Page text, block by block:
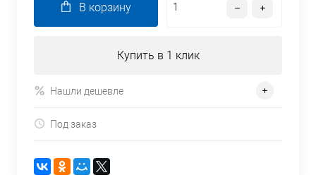
В корзину
Купить в 1 клик
Нашли дешевле
Под заказ